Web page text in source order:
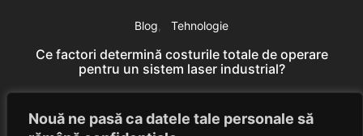
Nouă ne pasă ca datele tale personale să
Blog Tehnologie
Ce factori determină costurile totale de operare
pentru un sistem laser industrial?
Eduard Nedelcu August 30, 2025